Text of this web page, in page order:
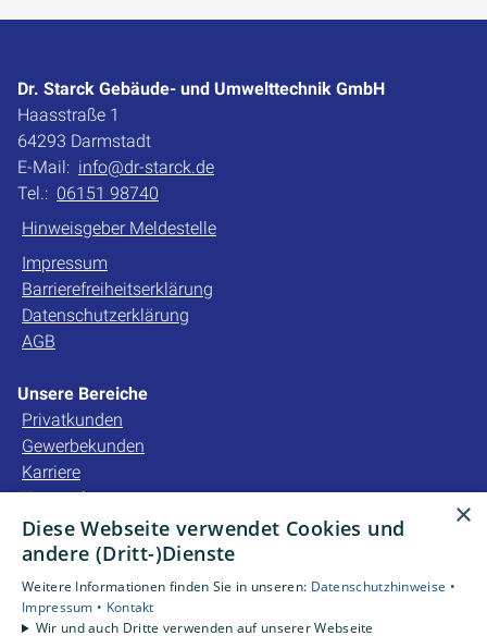
Dr. Starck Gebäude- und Umwelttechnik GmbH
Haasstraße 1
64293 Darmstadt
E-Mail: info@dr-starck.de
Tel.: 06151 98740
Hinweisgeber Meldestelle
Impressum
Barrierefreiheitserklärung
Datenschutzerklärung
AGB
Unsere Bereiche
Privatkunden
Gewerbekunden
Karriere
Unternehmen
Kontakt
Unsere Bewertungen
×
Diese Webseite verwendet Cookies und
andere (Dritt-)Dienste
Weitere Informationen finden Sie in unseren: Datenschutzhinweise •
Impressum • Kontakt
Wir und auch Dritte verwenden auf unserer Webseite